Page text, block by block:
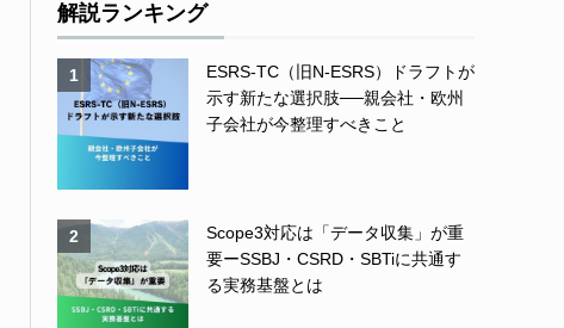
解説ランキング
1
ESRS-TC（旧N-ESRS）ドラフトが
示す新たな選択肢──親会社・欧州
子会社が今整理すべきこと
2
Scope3対応は「データ収集」が重
要ーSSBJ・CSRD・SBTiに共通す
る実務基盤とは